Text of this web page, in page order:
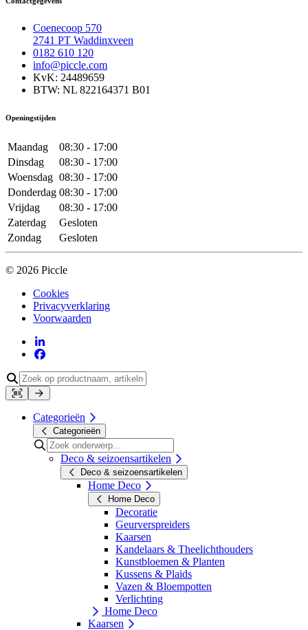
Coenecoop 570
2741 PT Waddinxveen
0182 610 120
info@piccle.com
KvK: 24489659
BTW: NL 822164371 B01
Openingstijden
Maandag
08:30 - 17:00
Dinsdag
08:30 - 17:00
Woensdag 08:30 - 17:00
Donderdag 08:30 - 17:00
Vrijdag
08:30 - 17:00
Zaterdag
Gesloten
Zondag
Gesloten
© 2026 Piccle
Cookies
Privacyverklaring
Voorwaarden
Categorieën
Categorieën
Deco & seizoensartikelen
Deco & seizoensartikelen
Home Deco
Home Deco
Decoratie
Geurverspreiders
Kaarsen
Kandelaars & Theelichthouders
Kunstbloemen & Planten
Kussens & Plaids
Vazen & Bloempotten
Verlichting
Home Deco
Kaarsen